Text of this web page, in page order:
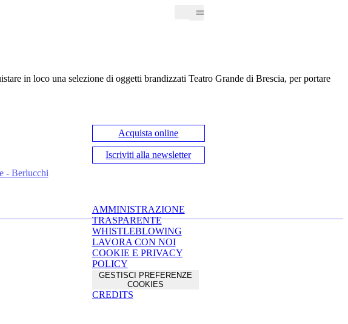
- Berlucchi
Acquista online
Iscriviti alla newsletter
AMMINISTRAZIONE
TRASPARENTE
WHISTLEBLOWING
LAVORA CON NOI
COOKIE E PRIVACY
POLICY
GESTISCI PREFERENZE
COOKIES
CREDITS
in loco una selezione di oggetti brandizzati Teatro Grande di Brescia, per portare